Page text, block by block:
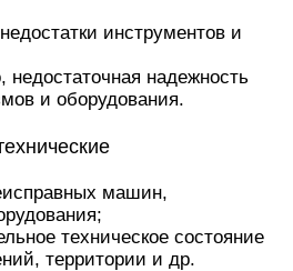
инструментов и
недостаточная надежность
и оборудования.
машин,
техническое состояние
территории и др.